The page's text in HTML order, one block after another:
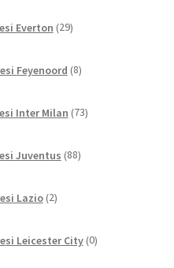
Everton 29izdelkov
Feyenoord 8izdelkov
Inter Milan 73izdelkov
Juventus 88izdelkov
Lazio 2izdelka
Leicester City 0izdelkov